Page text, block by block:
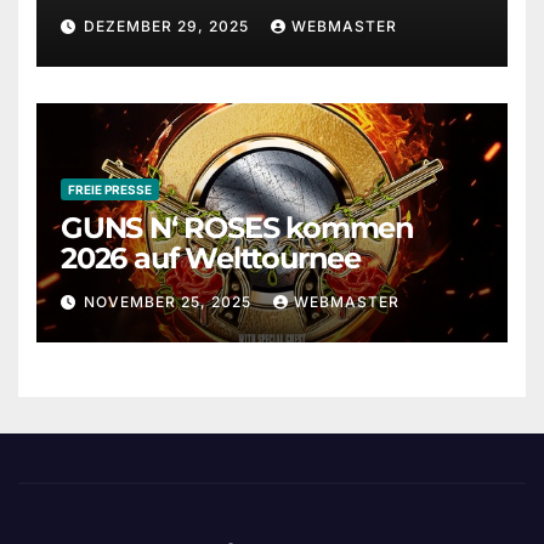
DEZEMBER 29, 2025 WEBMASTER
FREIE PRESSE
GUNS N‘ ROSES kommen
2026 auf Welttournee
NOVEMBER 25, 2025 WEBMASTER